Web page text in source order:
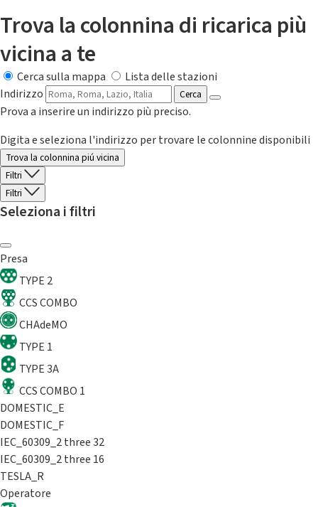
Trova la colonnina di ricarica più
vicina a te
Cerca sulla mappa
Lista delle stazioni
Indirizzo
Cerca
Prova a inserire un indirizzo più preciso.
Digita e seleziona l'indirizzo per trovare le colonnine disponibili
Trova la colonnina piú vicina
Filtri
Filtri
Seleziona i filtri
Presa
TYPE 2
CCS COMBO
CHAdeMO
TYPE 1
TYPE 3A
CCS COMBO 1
DOMESTIC_E
DOMESTIC_F
IEC_60309_2 three 32
IEC_60309_2 three 16
TESLA_R
Operatore